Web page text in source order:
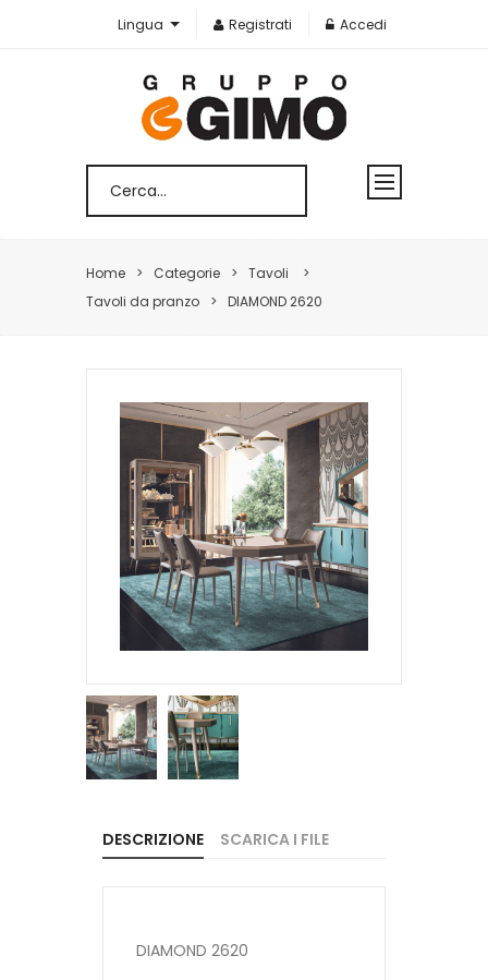
Lingua Registrati Accedi
Home Categorie
Tavoli
Tavoli da pranzo
DIAMOND 2620
DESCRIZIONE SCARICA I FILE
DIAMOND 2620